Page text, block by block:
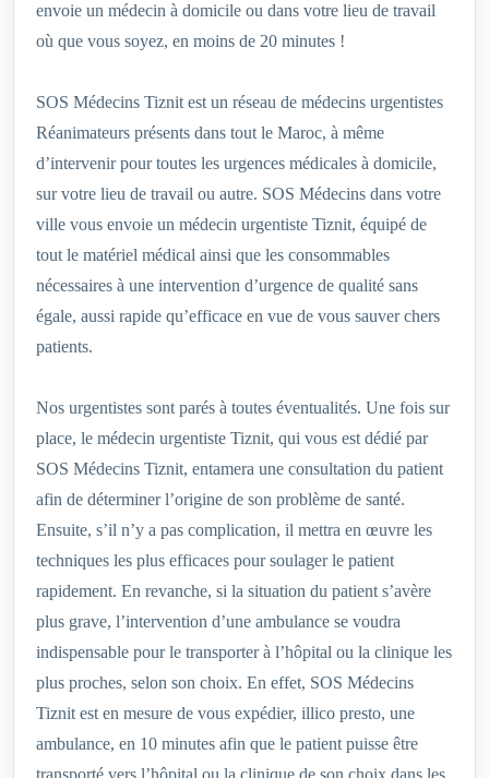
envoie un médecin à domicile ou dans votre lieu de travail
où que vous soyez, en moins de 20 minutes !
SOS Médecins Tiznit est un réseau de médecins urgentistes
Réanimateurs présents dans tout le Maroc, à même
d’intervenir pour toutes les urgences médicales à domicile,
sur votre lieu de travail ou autre. SOS Médecins dans votre
ville vous envoie un médecin urgentiste Tiznit, équipé de
tout le matériel médical ainsi que les consommables
nécessaires à une intervention d’urgence de qualité sans
égale, aussi rapide qu’efficace en vue de vous sauver chers
patients.
Nos urgentistes sont parés à toutes éventualités. Une fois sur
place, le médecin urgentiste Tiznit, qui vous est dédié par
SOS Médecins Tiznit, entamera une consultation du patient
afin de déterminer l’origine de son problème de santé.
Ensuite, s’il n’y a pas complication, il mettra en œuvre les
techniques les plus efficaces pour soulager le patient
rapidement. En revanche, si la situation du patient s’avère
plus grave, l’intervention d’une ambulance se voudra
indispensable pour le transporter à l’hôpital ou la clinique les
plus proches, selon son choix. En effet, SOS Médecins
Tiznit est en mesure de vous expédier, illico presto, une
ambulance, en 10 minutes afin que le patient puisse être